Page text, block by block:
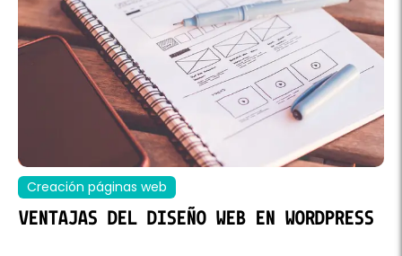
Creación páginas web
VENTAJAS DEL DISEÑO WEB EN WORDPRESS